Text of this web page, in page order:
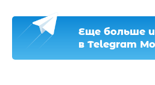
Еще больше
в Telegram